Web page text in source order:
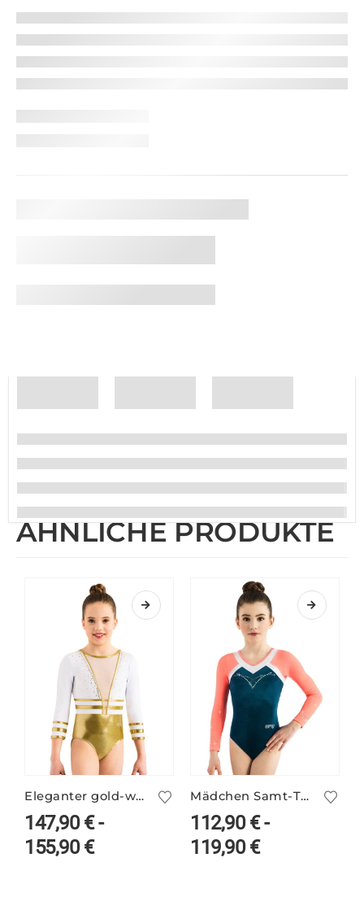
ÄHNLICHE PRODUKTE
Eleganter gold-weißer Turnanzug ANIKE/1
147,90€-
155,90€
Mädchen Samt-Turnanzug langarm ARIANA/3
112,90€-
119,90€